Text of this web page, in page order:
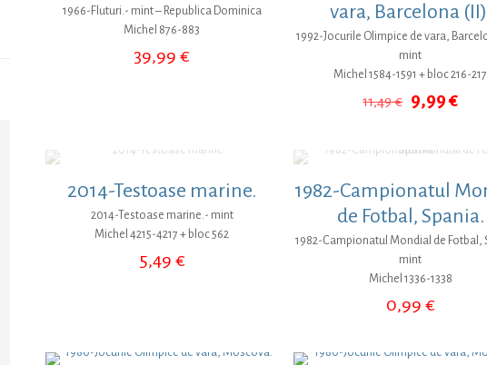
1966-Fluturi.- mint – Republica Dominica
Michel 876-883
39,99€
vara, Barcelona
1992-Jocurile Olimpice de vara,
mint
Michel 1584-1591 + bloc 216-217
11,49€ Prețul
fost:
9,99€
2014-Testoase marine.
2014-Testoase marine.- mint
Michel 4215-4217 + bloc 562
5,49 €
1982-Campionatul
de Fotbal, Spania.
1982-Campionatul Mondial de Fotbal,
mint
Michel 1336-1338
0,99 €